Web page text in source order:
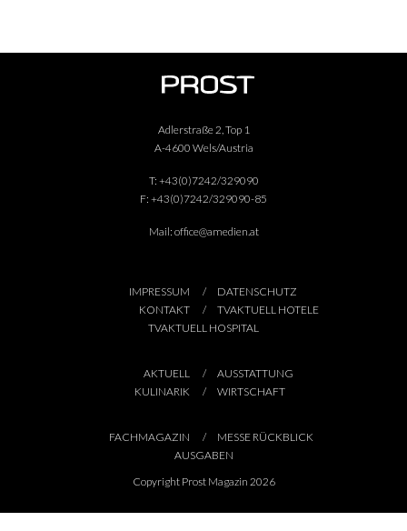
Adlerstraße 2, Top 1
A-4600 Wels/Austria
T: +43(0)7242/329090
F: +43(0)7242/329090-85
Mail: office@amedien.at
IMPRESSUM
DATENSCHUTZ
KONTAKT
TVAKTUELL HOTELE
TVAKTUELL HOSPITAL
AKTUELL
AUSSTATTUNG
KULINARIK
WIRTSCHAFT
FACHMAGAZIN
MESSE RÜCKBLICK
AUSGABEN
Copyright Prost Magazin 2026